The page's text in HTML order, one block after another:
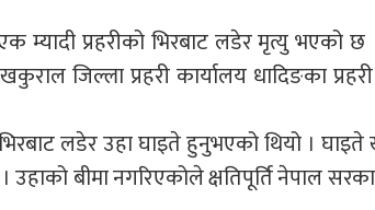
म्यादी प्रहरीको भिरबाट लडेर मृत्यु भएको छ
जिल्ला प्रहरी कार्यालय धादिङका
लडेर उहा घाइते हुनुभएको थियो ।
बीमा नगरिएकोले क्षतिपूर्ति नेपाल